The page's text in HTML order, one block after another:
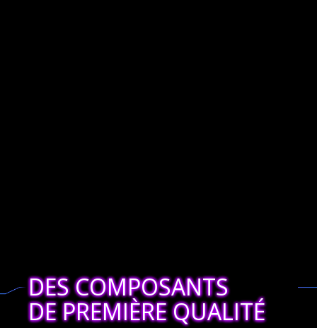
DES COMPOSANTS
DE PREMIÈRE QUALITÉ